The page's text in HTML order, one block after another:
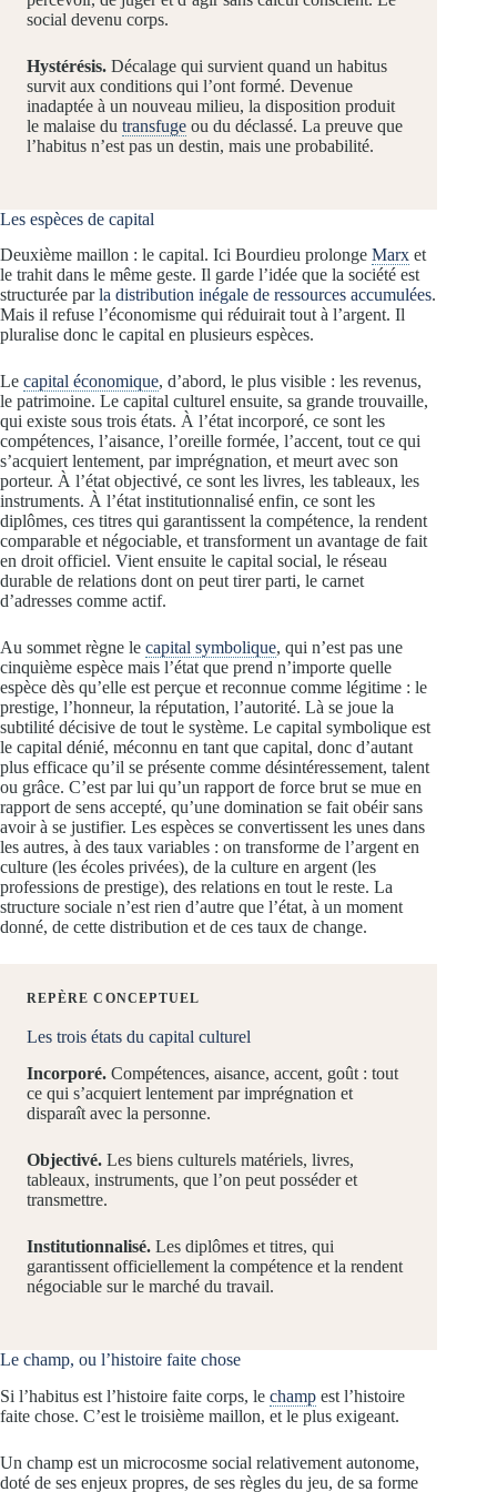
social devenu corps.
Hystérésis. Décalage qui survient quand un habitus
survit aux conditions qui l’ont formé. Devenue
inadaptée à un nouveau milieu, la disposition produit
le malaise du transfuge ou du déclassé. La preuve que
l’habitus n’est pas un destin, mais une probabilité.
Les espèces de capital
Deuxième maillon : le capital. Ici Bourdieu prolonge Marx et
le trahit dans le même geste. Il garde l’idée que la société est
structurée parla distribution inégale de ressources accumulées.
Mais il refuse l’économisme qui réduirait tout à l’argent. Il
pluralise donc le capital en plusieurs espèces.
Le capital économique, d’abord, le plus visible : les revenus,
le patrimoine. Le capital culturel ensuite, sa grande trouvaille,
qui existe sous trois états. À l’état incorporé, ce sont les
compétences, l’aisance, l’oreille formée, l’accent, tout ce qui
s’acquiert lentement, par imprégnation, et meurt avec son
porteur. À l’état objectivé, ce sont les livres, les tableaux, les
instruments. À l’état institutionnalisé enfin, ce sont les
diplômes, ces titres qui garantissent la compétence, la rendent
comparable et négociable, et transforment un avantage de fait
en droit officiel. Vient ensuite le capital social, le réseau
durable de relations dont on peut tirer parti, le carnet
d’adresses comme actif.
Au sommet règne le capital symbolique, qui n’est pas une
cinquième espèce mais l’état que prend n’importe quelle
espèce dès qu’elle est perçue et reconnue comme légitime : le
prestige, l’honneur, la réputation, l’autorité. Là se joue la
subtilité décisive de tout le système. Le capital symbolique est
le capital dénié, méconnu en tant que capital, donc d’autant
plus efficace qu’il se présente comme désintéressement, talent
ou grâce. C’est par lui qu’un rapport de force brut se mue en
rapport de sens accepté, qu’une domination se fait obéir sans
avoir à se justifier. Les espèces se convertissent les unes dans
les autres, à des taux variables : on transforme de l’argent en
culture (les écoles privées), de la culture en argent (les
professions de prestige), des relations en tout le reste. La
structure sociale n’est rien d’autre que l’état, à un moment
donné, de cette distribution et de ces taux de change.
REPÈRE CONCEPTUEL
Les trois états du capital culturel
Incorporé. Compétences, aisance, accent, goût : tout
ce qui s’acquiert lentement par imprégnation et
disparaît avec la personne.
Objectivé. Les biens culturels matériels, livres,
tableaux, instruments, que l’on peut posséder et
transmettre.
Institutionnalisé. Les diplômes et titres, qui
garantissent officiellement la compétence et la rendent
négociable sur le marché du travail.
Le champ, ou l’histoire faite chose
Si l’habitus est l’histoire faite corps, le champ est l’histoire
faite chose. C’est le troisième maillon, et le plus exigeant.
Un champ est un microcosme social relativement autonome,
doté de ses enjeux propres, de ses règles du jeu, de sa forme